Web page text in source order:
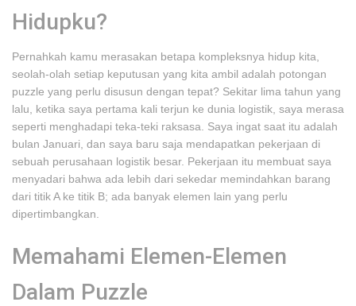
Hidupku?
Pernahkah kamu merasakan betapa kompleksnya hidup kita,
seolah-olah setiap keputusan yang kita ambil adalah potongan
puzzle yang perlu disusun dengan tepat? Sekitar lima tahun yang
lalu, ketika saya pertama kali terjun ke dunia logistik, saya merasa
seperti menghadapi teka-teki raksasa. Saya ingat saat itu adalah
bulan Januari, dan saya baru saja mendapatkan pekerjaan di
sebuah perusahaan logistik besar. Pekerjaan itu membuat saya
menyadari bahwa ada lebih dari sekedar memindahkan barang
dari titik A ke titik B; ada banyak elemen lain yang perlu
dipertimbangkan.
Memahami Elemen-Elemen
Dalam Puzzle